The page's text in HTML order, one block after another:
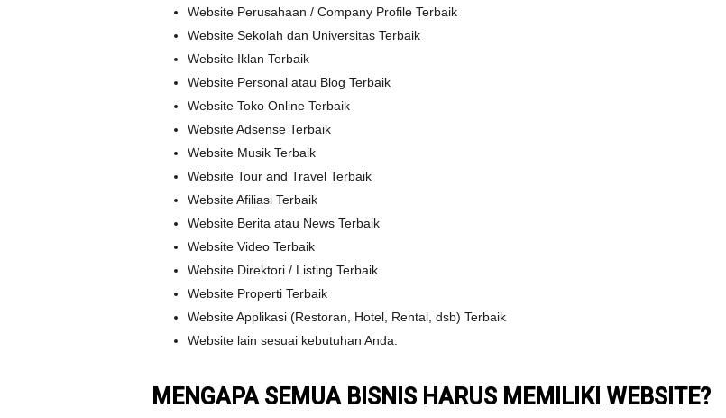
Website Perusahaan / Company Profile Terbaik
Website Sekolah dan Universitas Terbaik
Website Iklan Terbaik
Website Personal atau Blog Terbaik
Website Toko Online Terbaik
Website Adsense Terbaik
Website Musik Terbaik
Website Tour and Travel Terbaik
Website Afiliasi Terbaik
Website Berita atau News Terbaik
Website Video Terbaik
Website Direktori / Listing Terbaik
Website Properti Terbaik
Website Applikasi (Restoran, Hotel, Rental, dsb) Terbaik
Website lain sesuai kebutuhan Anda.
MENGAPA SEMUA BISNIS HARUS MEMILIKI WEBSITE?